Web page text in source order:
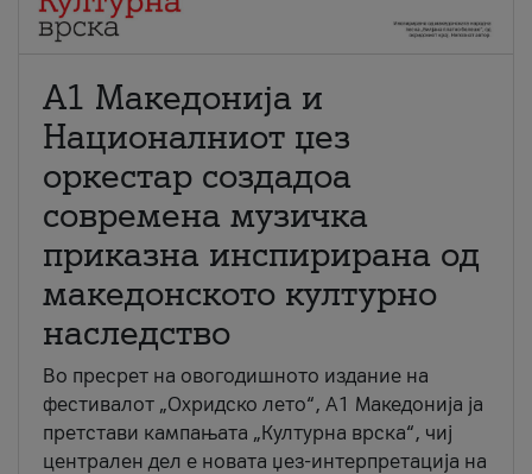
А1 Македонија и
Националниот џез
оркестар создадоа
современа музичка
приказна инспирирана од
македонското културно
наследство
Во пресрет на овогодишното издание на
фестивалот „Охридско лето“, А1 Македонија ја
претстави кампањата „Културна врска“, чиј
централен дел е новата џез-интерпретација на